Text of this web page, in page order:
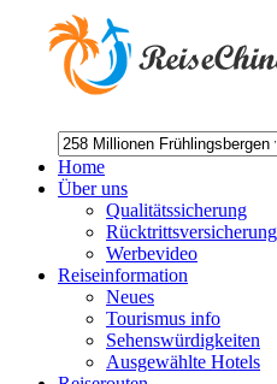
Home
Über uns
Qualitätssicherung
Rücktrittsversicherung
Werbevideo
Reiseinformation
Neues
Tourismus info
Sehenswürdigkeiten
Ausgewählte Hotels